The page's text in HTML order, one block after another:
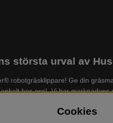
största urval av
robotgräsklippare! Ge din
hos oss! Vi har
mm. Välkommen till
Cookies